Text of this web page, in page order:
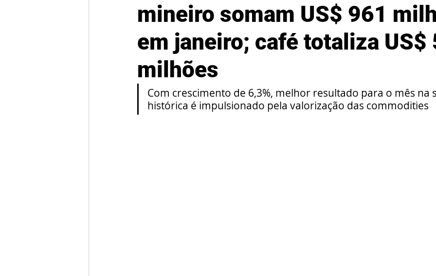
mineiro somam US$ 961
em janeiro; café totaliza US$
milhões
Com crescimento de 6,3%, melhor resultado para o mês na
histórica é impulsionado pela valorização das commodities